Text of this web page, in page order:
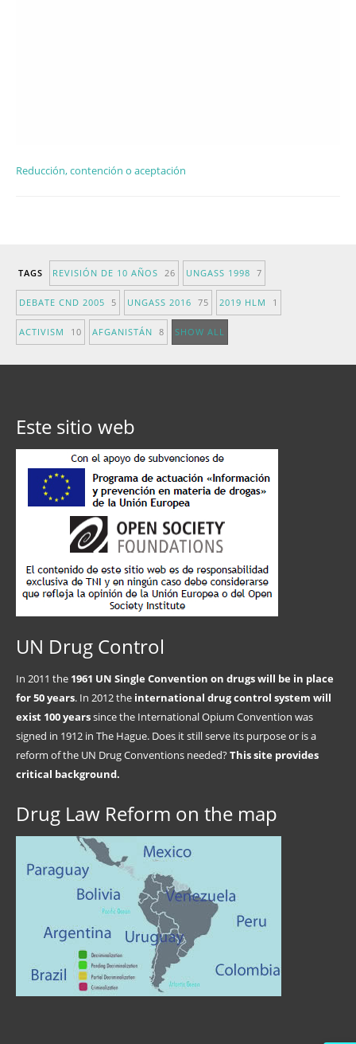
Reducción, contención o aceptación
TAGS REVISIÓN DE 10 AÑOS 26 UNGASS 1998 7
DEBATE CND 2005 5 UNGASS 2016 75 2019 HLM 1
ACTIVISM 10 AFGANISTÁN 8 SHOW ALL
Este sitio web
UN Drug Control
In 2011 the 1961 UN Single Convention on drugs will be in place
for 50 years. In 2012 the international drug control system will
exist 100 yearssince the International Opium Convention was
signed in 1912 in The Hague. Does it still serve its purpose or is a
reform of the UN Drug Conventions needed?This site provides
critical background.
Drug Law Reform on the map